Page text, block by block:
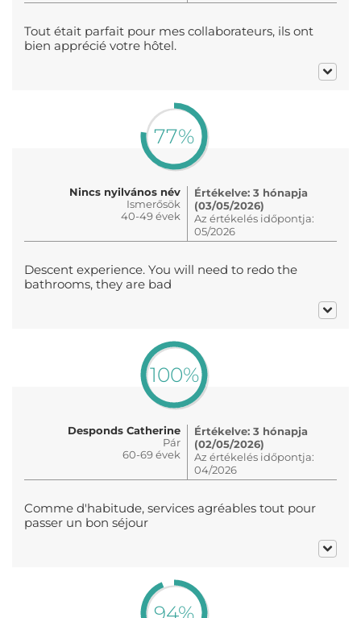
Tout était parfait pour mes collaborateurs, ils ont
bien apprécié votre hôtel.
77%
Nincs nyilvános név
Ismerősök
40-49 évek
Értékelve: 3 hónapja
(03/05/2026)
Az értékelés időpontja:
05/2026
Descent experience. You will need to redo the
bathrooms, they are bad
100%
Desponds Catherine
Pár
60-69 évek
Értékelve: 3 hónapja
(02/05/2026)
Az értékelés időpontja:
04/2026
Comme d'habitude, services agréables tout pour
passer un bon séjour
94%